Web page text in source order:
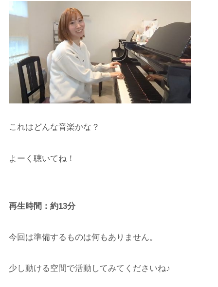
これはどんな音楽かな？
よーく聴いてね！
再生時間：約13分
今回は準備するものは何もありません。
少し動ける空間で活動してみてくださいね♪